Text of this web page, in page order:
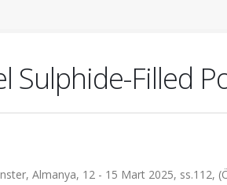
Filled
Almanya, 12 - 15 Mart 2025, ss.112,